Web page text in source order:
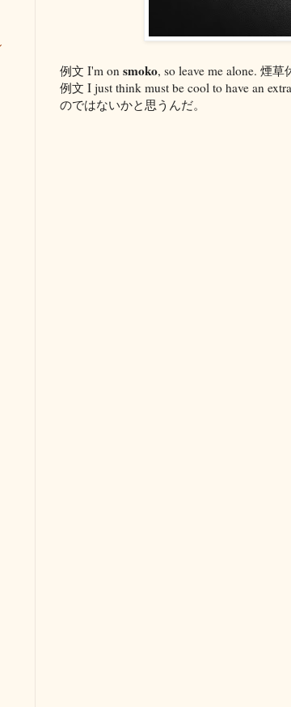
例文 I'm on smoko, so leave me alone. 煙
例文 I just think must be cool to have an extra
のではないかと思うんだ。